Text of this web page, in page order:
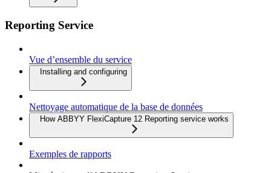
Reporting Service
Vue d’ensemble du service
Installing and configuring
Nettoyage automatique de la base de données
How ABBYY FlexiCapture 12 Reporting service works
Exemples de rapports